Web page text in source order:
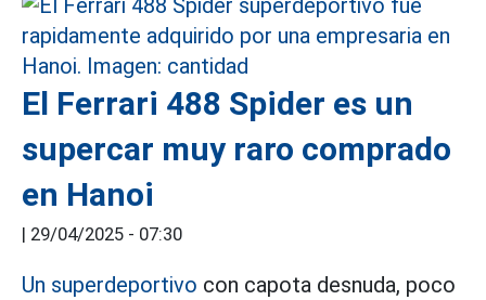
El Ferrari 488 Spider es un
supercar muy raro comprado
en Hanoi
| 29/04/2025 - 07:30
Un superdeportivo con capota desnuda, poco